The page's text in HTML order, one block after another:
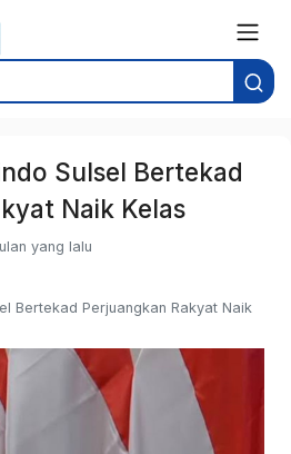
Sulsel Bertekad
Naik Kelas
yang lalu
Bertekad Perjuangkan Rakyat Naik